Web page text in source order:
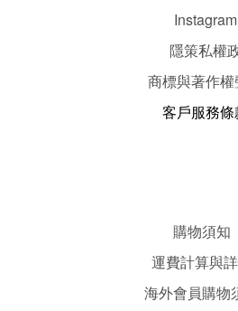
Instagram
隱策私權
商標與著作權
客戶服務條
購物須知
運費計算與
海外會員購物